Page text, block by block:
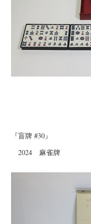
『盲牌 #30』
2024 麻雀牌